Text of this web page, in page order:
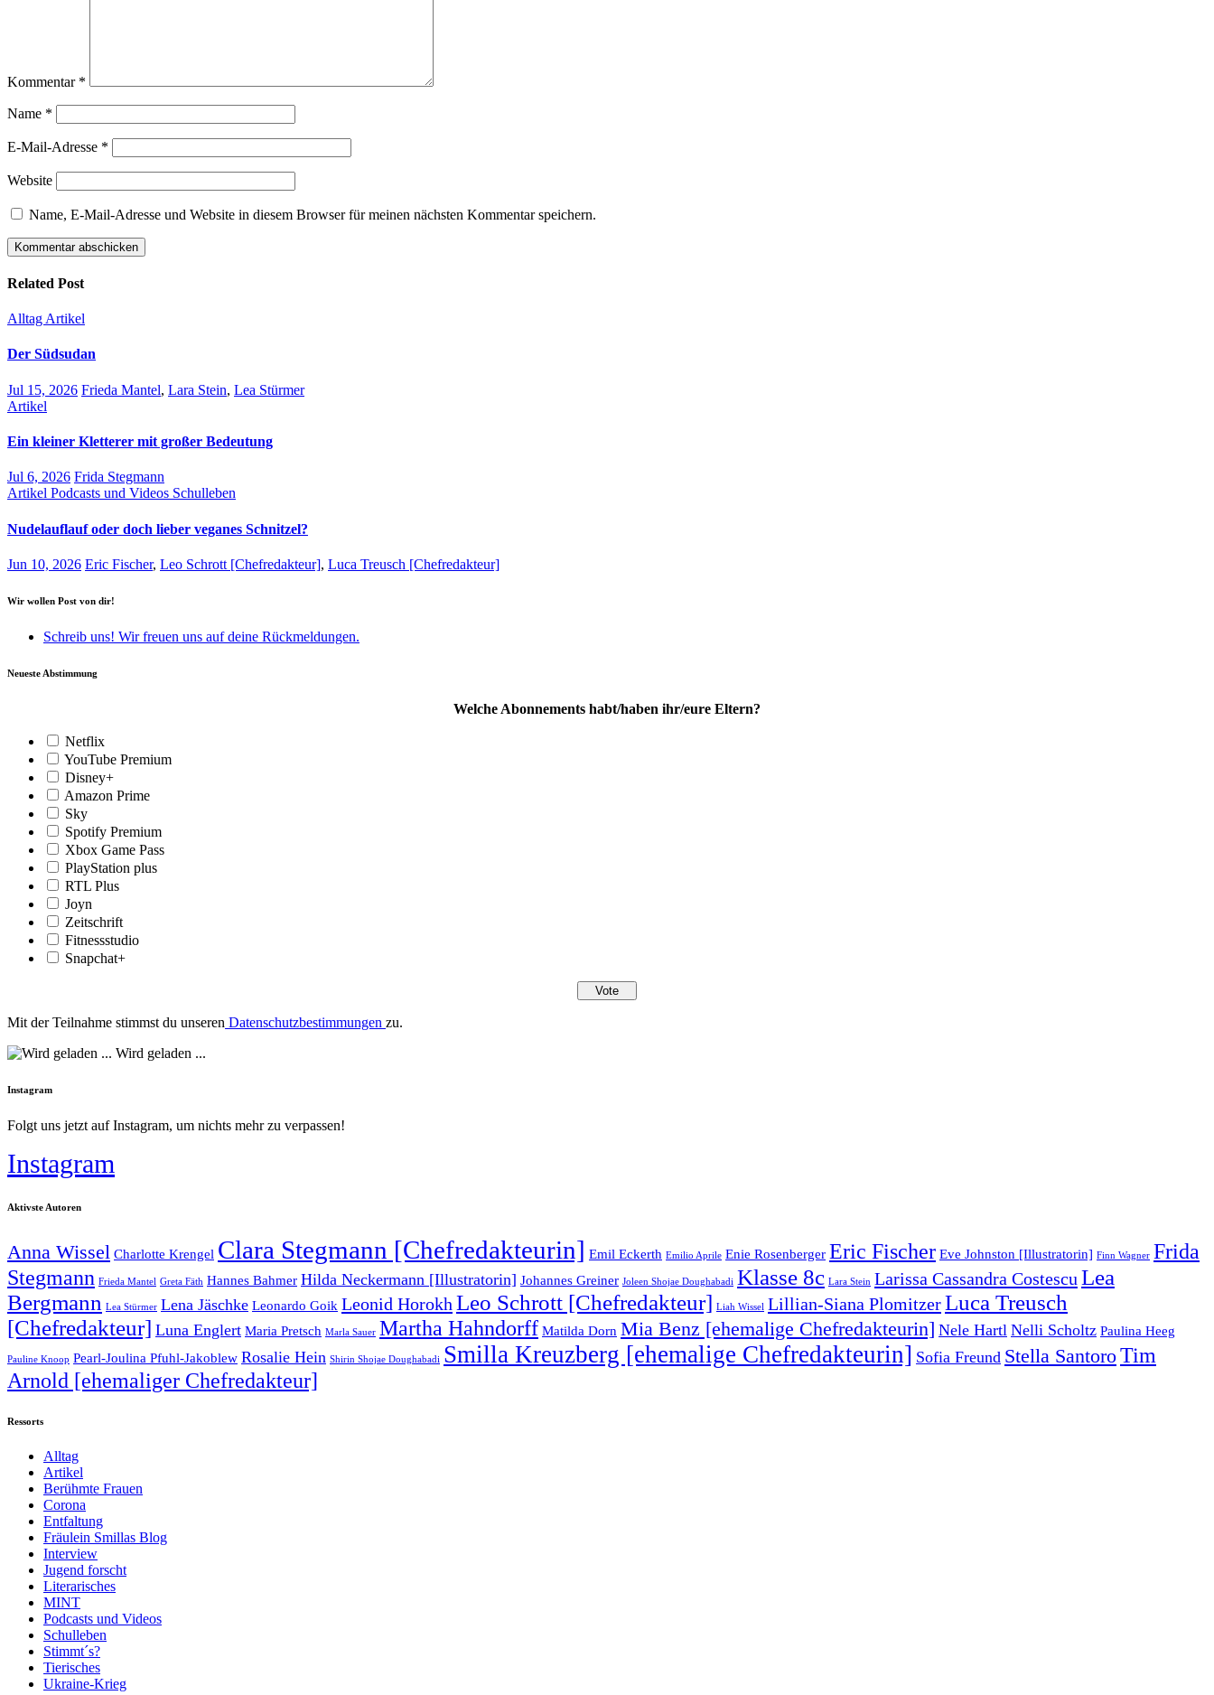
Kommentar *
Name *
E-Mail-Adresse *
Website
Name, E-Mail-Adresse und Website in diesem Browser für meinen nächsten Kommentar speichern.
Related Post
Alltag Artikel
Der Südsudan
Jul 15, 2026 Frieda Mantel, Lara Stein, Lea Stürmer
Artikel
Ein kleiner Kletterer mit großer Bedeutung
Jul 6, 2026 Frida Stegmann
Artikel Podcasts und Videos Schulleben
Nudelauflauf oder doch lieber veganes Schnitzel?
Jun 10, 2026 Eric Fischer, Leo Schrott [Chefredakteur], Luca Treusch [Chefredakteur]
Wir wollen Post von dir!
Schreib uns! Wir freuen uns auf deine Rückmeldungen.
Neueste Abstimmung
Welche Abonnements habt/haben ihr/eure Eltern?
Netflix
YouTube Premium
Disney+
Amazon Prime
Sky
Spotify Premium
Xbox Game Pass
PlayStation plus
RTL Plus
Joyn
Zeitschrift
Fitnessstudio
Snapchat+
Mit der Teilnahme stimmst du unseren Datenschutzbestimmungen zu.
Wird geladen ...
Instagram
Folgt uns jetzt auf Instagram, um nichts mehr zu verpassen!
Instagram
Aktivste Autoren
Anna Wissel Charlotte Krengel Clara Stegmann [Chefredakteurin] Emil Eckerth Emilio Aprile Enie Rosenberger Eric Fischer Eve Johnston [Illustratorin] Finn Wagner Frida
Stegmann Frieda Mantel Greta Fäth Hannes Bahmer Hilda Neckermann [Illustratorin] Johannes Greiner Joleen Shojae Doughabadi Klasse 8c Lara Stein Larissa Cassandra Costescu Lea
Bergmann Lea Stürmer Lena Jäschke Leonardo Goik Leonid Horokh Leo Schrott [Chefredakteur] Liah Wissel Lillian-Siana PlomitzerLuca Treusch
[Chefredakteur] Luna Englert Maria Pretsch Marla Sauer Martha Hahndorff Matilda Dorn Mia Benz [ehemalige Chefredakteurin] Nele Hartl Nelli Scholtz Paulina Heeg
Pauline Knoop Pearl-Joulina Pfuhl-Jakoblew Rosalie Hein Shirin Shojae Doughabadi Smilla Kreuzberg [ehemalige Chefredakteurin] Sofia Freund Stella SantoroTim
Arnold [ehemaliger Chefredakteur]
Ressorts
Alltag
Artikel
Berühmte Frauen
Corona
Entfaltung
Fräulein Smillas Blog
Interview
Jugend forscht
Literarisches
MINT
Podcasts und Videos
Schulleben
Stimmt´s?
Tierisches
Ukraine-Krieg